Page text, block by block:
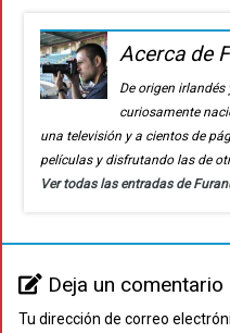
Acerca de
De origen irlandés
curiosamente
una televisión y a cientos de
películas y disfrutando las de
Ver todas las entradas de
Deja un comentario
Tu dirección de correo